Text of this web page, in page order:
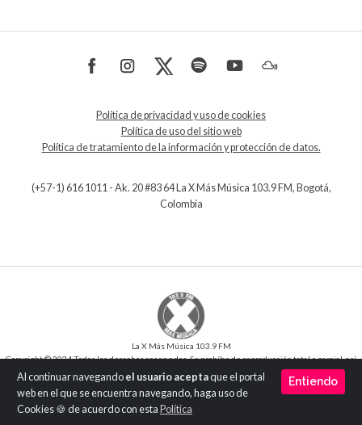
Al continuar navegando el usuario aceptaque el portal
web en el que se encuentra navegando, haga uso de
Cookies 🍪 de acuerdo con esta Política
Entiendo
Política de privacidad y uso de cookies
Política de uso del sitio web
Política de tratamiento de la información y protección de datos.
(+57-1) 616 1011 - Ak. 20 #83 64 La X Más Música 103.9 FM, Bogotá,
Colombia
La X Más Música 103.9 FM
Copyright © 2024 Todos los derechos reservados. Se prohíbe de reproducción total o parcial, así
como su traducción a cualquier idioma sin la autorización escrita del titular.
Desarrollo y Diseño
SilverIT
Versión 1.0